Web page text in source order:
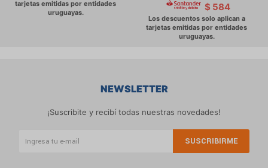
$ 584
NEWSLETTER
¡Suscribite y recibí todas nuestras novedades!
SUSCRIBIRME